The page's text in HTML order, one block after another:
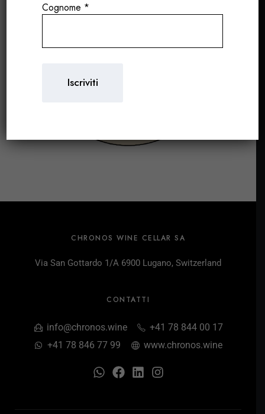
CHRONOS WINE CELLAR SA
Via San Gottardo 1/A 6900 Lugano, Switzerland
CONTATTI
info@chronos.wine
+41 78 844 00 17
+41 78 846 77 99
www.chronos.wine
Cognome *